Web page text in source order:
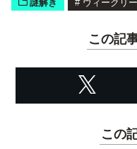
謎解き # ウィークリ
この記
この